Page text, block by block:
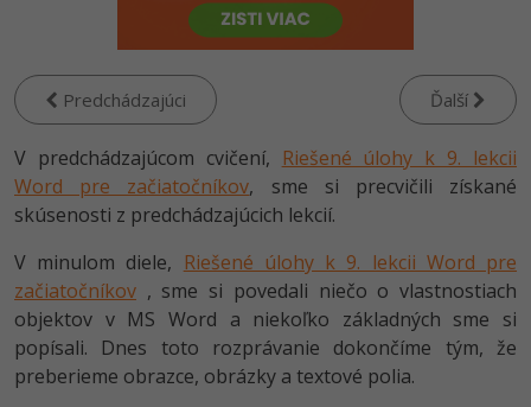
C++
Swift -80%
Kotlin -80%
VB.NET
SQL
Business
MS Office -80%
Time management
Fórum
Predchádzajúci Ďalší
V predchádzajúcom cvičení, Riešené úlohy k 9. lekcii
Word pre začiatočníkov, sme si precvičili získané
skúsenosti z predchádzajúcich lekcií.
V minulom diele, Riešené úlohy k 9. lekcii Word pre
začiatočníkov , sme si povedali niečo o vlastnostiach
objektov v MS Word a niekoľko základných sme si
popísali. Dnes toto rozprávanie dokončíme tým, že
preberieme obrazce, obrázky a textové polia.